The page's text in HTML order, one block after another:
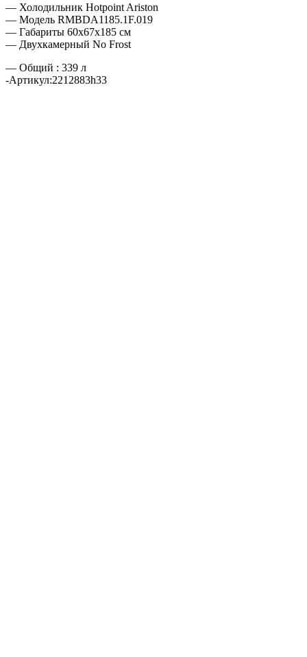
— Холодильник Hotpoint Ariston
— Модель RMBDA1185.1F.019
— Габариты 60x67x185 см
— Двухкамерный No Frost
— Общий : 339 л
-Артикул:2212883h33